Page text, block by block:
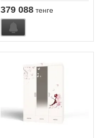
379 088 тенге